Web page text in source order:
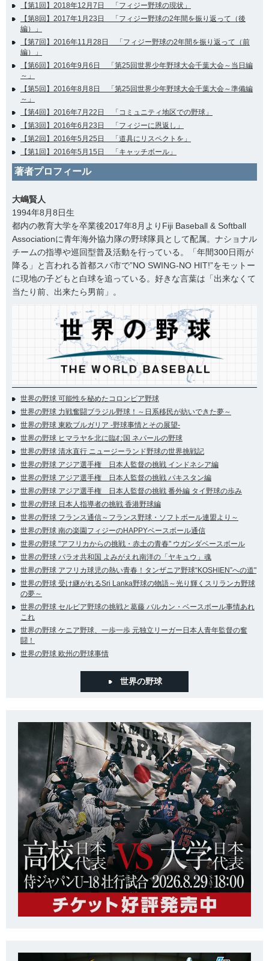
【第1回】2018年12月7日 「フィジー野球の現状」
【第8回】2017年1月23日 「フィジー野球の2年間を振り返って（後
編）」
【第7回】2016年11月28日 「フィジー野球の2年間を振り返って（前
編）」
【第6回】2016年9月6日 「第25回世界少年野球大会千葉大会～当日編
～」
【第5回】2016年8月8日 「第25回世界少年野球大会千葉大会～準備編
～」
【第4回】2016年7月22日 「コミュニティ地区での野球」
【第3回】2016年6月23日 「フィジーに恩返し」
【第2回】2016年5月25日 「道具にリスペクトを」
【第1回】2016年5月15日 「キャッチボール」
著者プロフィール
大嶋賢人
1994年8月8日生
都内の教育大学を卒業後2017年8月よりFiji Baseball & Softball
Associationに青年海外協力隊の野球隊員として配属。ナショナル
チームの指導や巡回型普及活動を行っている。「年間300日雨が
降る」と言われる首都スバ市で”NO SWING-NO HIT!”をモットー
に現地の子どもと白球を追っている。好きな言葉は「出来なくて
当たり前、出来たら男前」。
世界の野球 可能性を秘めたコロンビア野球
世界の野球 力戦奮闘ブラジル野球！～日系移民が紡いできた夢～
世界の野球 東欧ブルガリア -野球事情とその展望-
世界の野球 ヒマラヤを北に臨む国 ネパールの野球
世界の野球 清水直行 ニュージーランド野球の世界挑戦記
世界の野球 アジア選手権 日本人監督の挑戦 インドネシア編
世界の野球 アジア選手権 日本人監督の挑戦 パキスタン編
世界の野球 アジア選手権 日本人監督の挑戦 番外編 タイ野球の歩み
世界の野球 日本人指導者の挑戦 香港野球編
世界の野球 フランス通信～フランス野球・ソフトボール連盟より～
世界の野球 南の楽園フィジーのHAPPYベースボール通信
世界の野球 "アフリカからの挑戦・赤土の青春" ウガンダベースボール
世界の野球 パラオ共和国 よみがえれ南洋の「ヤキュウ」魂
世界の野球 アフリカ球児の熱い青春！タンザニア野球“KOSHIEN”への道"
世界の野球 受け継がれるSri Lanka野球の物語～光り輝くスリランカ野球
の夢～
世界の野球 セルビア野球の挑戦と葛藤 バルカン・ベースボール事情あれ
これ
世界の野球 ケニア野球、一歩一歩 元独立リーガー日本人青年監督の奮
闘！
世界の野球 欧州の野球事情
世界の野球